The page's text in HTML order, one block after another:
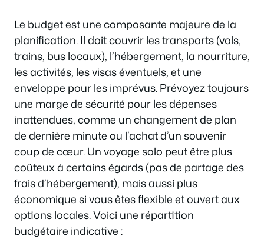
Le budget est une composante majeure de la
planification. Il doit couvrir les transports (vols,
trains, bus locaux), l’hébergement, la nourriture,
les activités, les visas éventuels, et une
enveloppe pour les imprévus. Prévoyez toujours
une marge de sécurité pour les dépenses
inattendues, comme un changement de plan
de dernière minute ou l’achat d’un souvenir
coup de cœur. Un voyage solo peut être plus
coûteux à certains égards (pas de partage des
frais d’hébergement), mais aussi plus
économique si vous êtes flexible et ouvert aux
options locales. Voici une répartition
budgétaire indicative :